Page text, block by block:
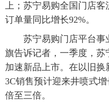
上；苏宁易购全国门店客
订单量同比增长92%。
苏宁易购门店平台事
旗告诉记者，一季度，
加速新品上市。在以旧
3C销售预计迎来井喷式
倍至三倍。